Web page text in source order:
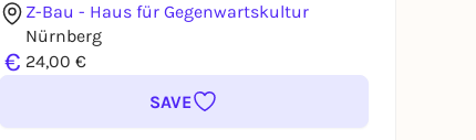
Z-Bau - Haus für Gegenwartskultur
Nürnberg
€ 24,00 €
SAVE